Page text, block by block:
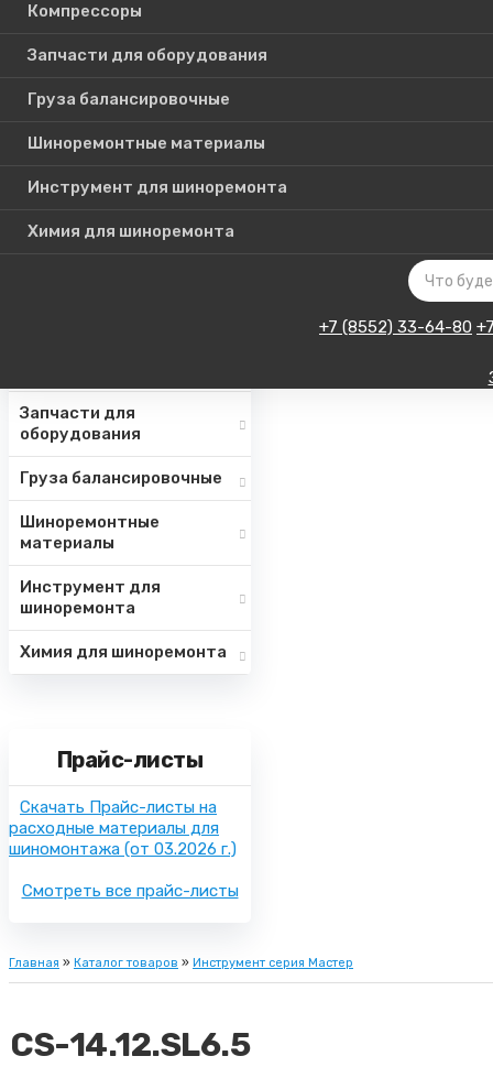
Компрессоры
Запчасти для оборудования
Груза балансировочные
Шиноремонтные материалы
Инструмент для шиноремонта
Химия для шиноремонта
+7 (8552) 33-64-80
Каталог
Шиномонтажное
Запчасти для
оборудования
Груза балансировочные
Шиноремонтные
материалы
Инструмент для
шиноремонта
Химия для шиноремонта
Прайс-листы
Скачать Прайс-листы на
расходные материалы для
шиномонтажа (от 03.2026 г.)
Смотреть все прайс-листы
Главная » Каталог товаров » Инструмент серия Мастер
CS-14.12.SL6.5